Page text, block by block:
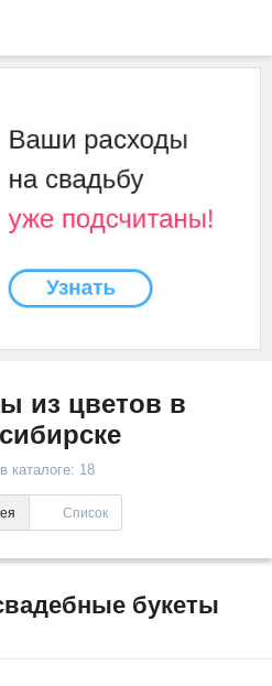
из цветов в
каталоге: 18
Список
букеты